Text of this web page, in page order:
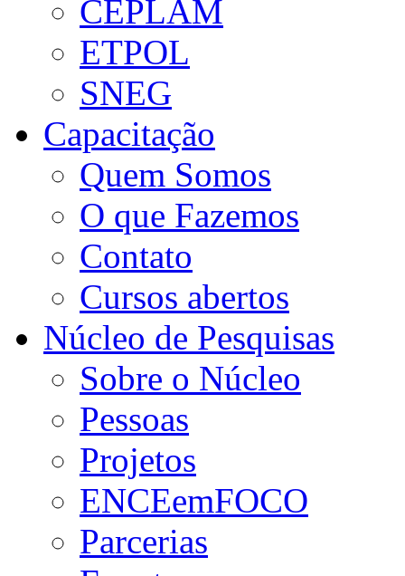
CEPLAM
ETPOL
SNEG
Capacitação
Quem Somos
O que Fazemos
Contato
Cursos abertos
Núcleo de Pesquisas
Sobre o Núcleo
Pessoas
Projetos
ENCEemFOCO
Parcerias